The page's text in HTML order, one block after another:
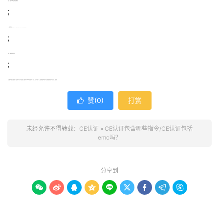
;
;
;
 赞(0) 打赏
未经允许不得转载： CE认证 » CE认证包含哪些指令/CE认证包括
emc吗？
分享到
        